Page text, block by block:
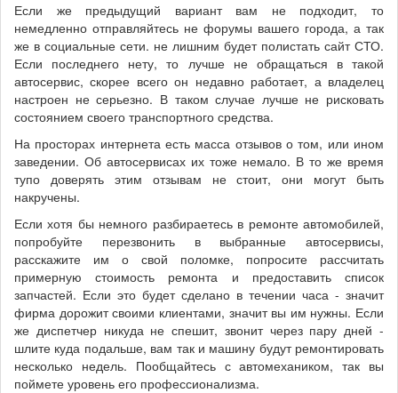
Если же предыдущий вариант вам не подходит, то
немедленно отправляйтесь не форумы вашего города, а так
же в социальные сети. не лишним будет полистать сайт СТО.
Если последнего нету, то лучше не обращаться в такой
автосервис, скорее всего он недавно работает, а владелец
настроен не серьезно. В таком случае лучше не рисковать
состоянием своего транспортного средства.
На просторах интернета есть масса отзывов о том, или ином
заведении. Об автосервисах их тоже немало. В то же время
тупо доверять этим отзывам не стоит, они могут быть
накручены.
Если хотя бы немного разбираетесь в ремонте автомобилей,
попробуйте перезвонить в выбранные автосервисы,
расскажите им о свой поломке, попросите рассчитать
примерную стоимость ремонта и предоставить список
запчастей. Если это будет сделано в течении часа - значит
фирма дорожит своими клиентами, значит вы им нужны. Если
же диспетчер никуда не спешит, звонит через пару дней -
шлите куда подальше, вам так и машину будут ремонтировать
несколько недель. Пообщайтесь с автомехаником, так вы
поймете уровень его профессионализма.